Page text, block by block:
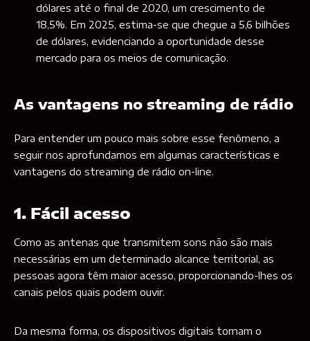
dólares até o final de 2020, um crescimento de
18,5%. Em 2025, estima-se que chegue a 5,6 bilhões
de dólares, evidenciando a oportunidade desse
mercado para os meios de comunicação.
As vantagens no streaming de rádio
Para entender um pouco mais sobre esse fenômeno, a
seguir nos aprofundamos em algumas características e
vantagens do streaming de rádio on-line.
1. Fácil acesso
Como as antenas que transmitem sons não são mais
necessárias em um determinado alcance territorial, as
pessoas agora têm maior acesso, proporcionando-lhes os
canais pelos quais podem ouvir.
Da mesma forma, os dispositivos digitais tornam o